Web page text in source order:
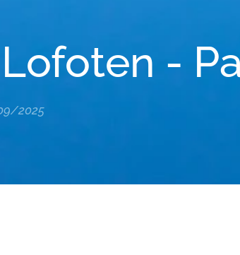
-
2025